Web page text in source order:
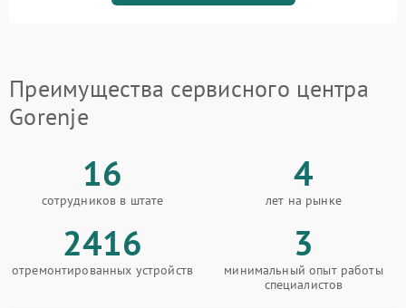
Преимущества сервисного центра
Gorenje
16
сотрудников в штате
4
лет на рынке
2416
отремонтированных устройств
3
минимальный опыт работы
специалистов